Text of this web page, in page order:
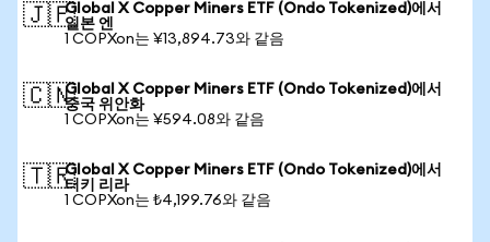
🇯🇵Global X Copper Miners ETF (Ondo Tokenized)에서
일본 엔
1 COPXon는 ¥13,894.73와 같음
🇨🇳Global X Copper Miners ETF (Ondo Tokenized)에서
중국 위안화
1 COPXon는 ¥594.08와 같음
🇹🇷Global X Copper Miners ETF (Ondo Tokenized)에서
터키 리라
1 COPXon는 ₺4,199.76와 같음